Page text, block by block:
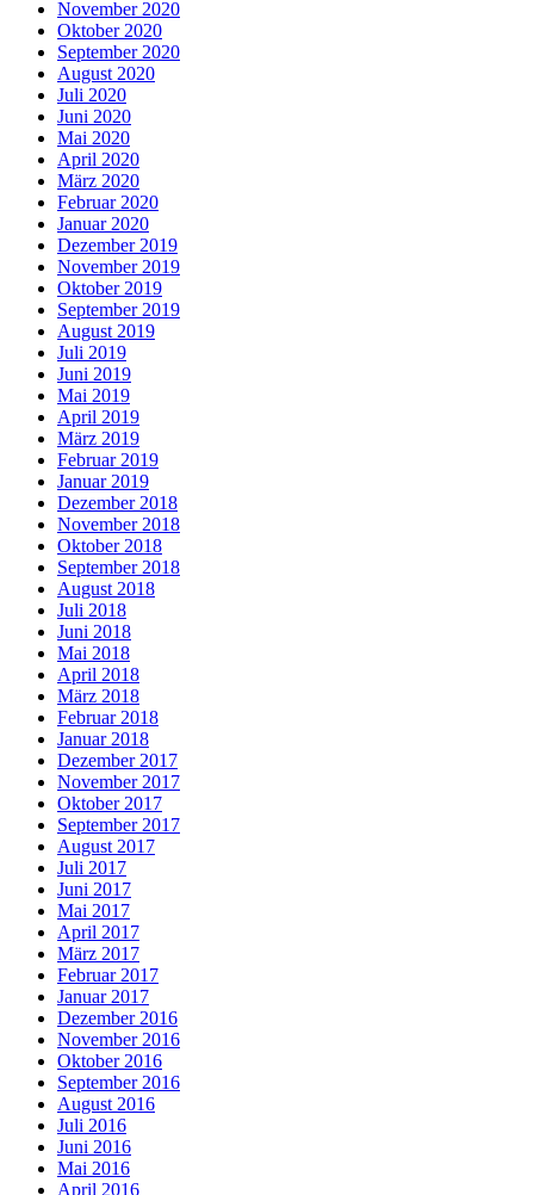
November 2020
Oktober 2020
September 2020
August 2020
Juli 2020
Juni 2020
Mai 2020
April 2020
März 2020
Februar 2020
Januar 2020
Dezember 2019
November 2019
Oktober 2019
September 2019
August 2019
Juli 2019
Juni 2019
Mai 2019
April 2019
März 2019
Februar 2019
Januar 2019
Dezember 2018
November 2018
Oktober 2018
September 2018
August 2018
Juli 2018
Juni 2018
Mai 2018
April 2018
März 2018
Februar 2018
Januar 2018
Dezember 2017
November 2017
Oktober 2017
September 2017
August 2017
Juli 2017
Juni 2017
Mai 2017
April 2017
März 2017
Februar 2017
Januar 2017
Dezember 2016
November 2016
Oktober 2016
September 2016
August 2016
Juli 2016
Juni 2016
Mai 2016
April 2016